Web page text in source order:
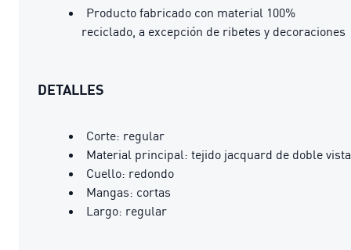
Producto fabricado con material 100%
reciclado, a excepción de ribetes y decoraciones
DETALLES
Corte: regular
Material principal: tejido jacquard de doble vista
Cuello: redondo
Mangas: cortas
Largo: regular